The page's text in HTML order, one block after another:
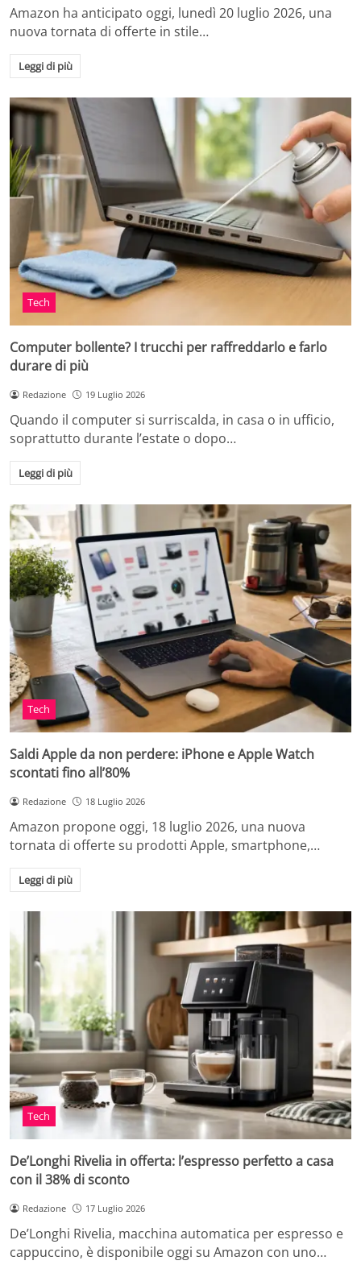
Amazon ha anticipato oggi, lunedì 20 luglio 2026, una
nuova tornata di offerte in stile…
Leggi di più
Tech
Computer bollente? I trucchi per raffreddarlo e farlo
durare di più
Redazione 19 Luglio 2026
Quando il computer si surriscalda, in casa o in ufficio,
soprattutto durante l’estate o dopo…
Leggi di più
Tech
Saldi Apple da non perdere: iPhone e Apple Watch
scontati fino all’80%
Redazione 18 Luglio 2026
Amazon propone oggi, 18 luglio 2026, una nuova
tornata di offerte su prodotti Apple, smartphone,…
Leggi di più
Tech
De’Longhi Rivelia in offerta: l’espresso perfetto a casa
con il 38% di sconto
Redazione 17 Luglio 2026
De’Longhi Rivelia, macchina automatica per espresso e
cappuccino, è disponibile oggi su Amazon con uno…